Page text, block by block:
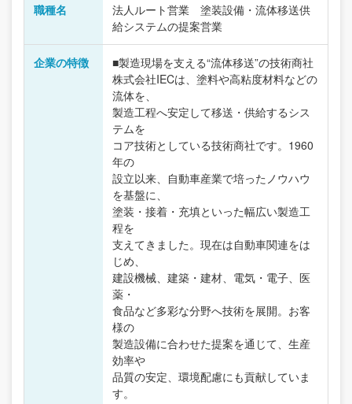
職種名
法人ルート営業 塗装設備・流体移送供
給システムの提案営業
企業の特徴
■製造現場を支える“流体移送”の技術商社
株式会社IECは、塗料や高粘度材料などの
流体を、
製造工程へ安定して移送・供給するシス
テムを
コア技術としている技術商社です。1960
年の
設立以来、自動車産業で培ったノウハウ
を基盤に、
塗装・接着・充填といった幅広い製造工
程を
支えてきました。現在は自動車関連をは
じめ、
建設機械、建築・建材、電気・電子、医
薬・
食品など多彩な分野へ技術を展開。お客
様の
製造設備に合わせた提案を通じて、生産
効率や
品質の安定、環境配慮にも貢献していま
す。